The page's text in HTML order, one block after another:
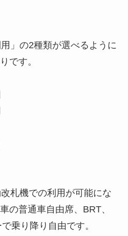
」の2種類が選べるように
です。
札機での利用が可能にな
の普通車自由席、BRT、
乗り降り自由です。